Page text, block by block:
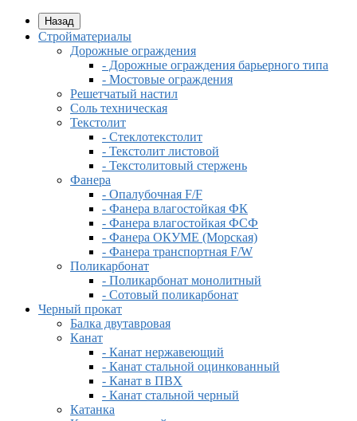
Назад
Стройматериалы
Дорожные ограждения
- Дорожные ограждения барьерного типа
- Мостовые ограждения
Решетчатый настил
Соль техническая
Текстолит
- Стеклотекстолит
- Текстолит листовой
- Текстолитовый стержень
Фанера
- Опалубочная F/F
- Фанера влагостойкая ФК
- Фанера влагостойкая ФСФ
- Фанера ОКУМЕ (Морская)
- Фанера транспортная F/W
Поликарбонат
- Поликарбонат монолитный
- Сотовый поликарбонат
Черный прокат
Балка двутавровая
Канат
- Канат нержавеющий
- Канат стальной оцинкованный
- Канат в ПВХ
- Канат стальной черный
Катанка